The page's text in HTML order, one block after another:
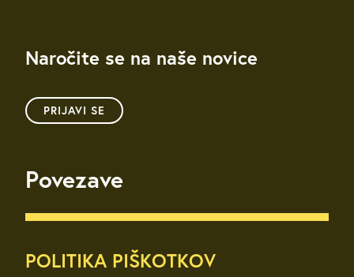
Naročite se na naše novice
PRIJAVI SE
Povezave
POLITIKA PIŠKOTKOV